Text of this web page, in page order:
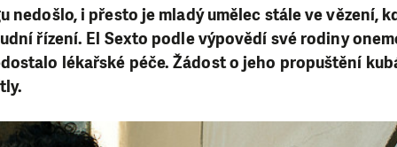
nedošlo, i přesto je mladý umělec stále ve vězení,
řízení. El Sexto podle výpovědí své rodiny
lékařské péče. Žádost o jeho propuštění